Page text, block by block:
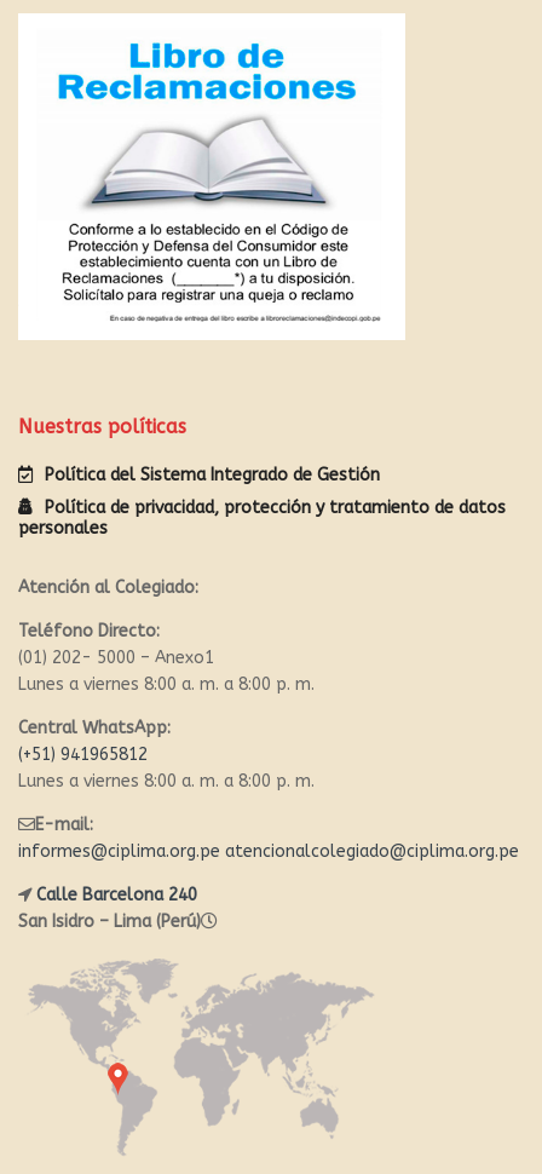
Nuestras políticas
Política del Sistema Integrado de Gestión
Política de privacidad, protección y tratamiento de datos
personales
Atención al Colegiado:
Teléfono Directo:
(01) 202- 5000 – Anexo1
Lunes a viernes 8:00 a. m. a 8:00 p. m.
Central WhatsApp:
(+51) 941965812
Lunes a viernes 8:00 a. m. a 8:00 p. m.
E-mail:
informes@ciplima.org.pe atencionalcolegiado@ciplima.org.pe
Calle Barcelona 240
San Isidro – Lima (Perú)